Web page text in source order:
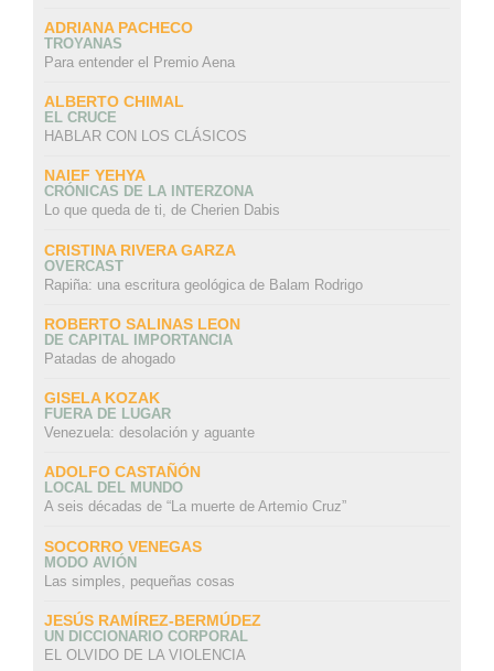
ADRIANA PACHECO
TROYANAS
Para entender el Premio Aena
ALBERTO CHIMAL
EL CRUCE
HABLAR CON LOS CLÁSICOS
NAIEF YEHYA
CRÓNICAS DE LA INTERZONA
Lo que queda de ti, de Cherien Dabis
CRISTINA RIVERA GARZA
OVERCAST
Rapiña: una escritura geológica de Balam Rodrigo
ROBERTO SALINAS LEON
DE CAPITAL IMPORTANCIA
Patadas de ahogado
GISELA KOZAK
FUERA DE LUGAR
Venezuela: desolación y aguante
ADOLFO CASTAÑÓN
LOCAL DEL MUNDO
A seis décadas de “La muerte de Artemio Cruz”
SOCORRO VENEGAS
MODO AVIÓN
Las simples, pequeñas cosas
JESÚS RAMÍREZ-BERMÚDEZ
UN DICCIONARIO CORPORAL
EL OLVIDO DE LA VIOLENCIA